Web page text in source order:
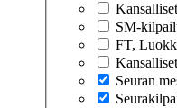
SM-
FT,
Seuran